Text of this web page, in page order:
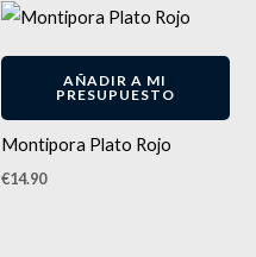
AÑADIR A MI
PRESUPUESTO
Montipora Plato Rojo
€14.90